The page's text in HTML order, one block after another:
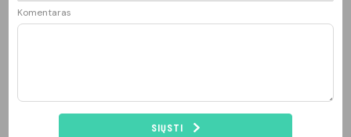
Komentaras
SIŲSTI